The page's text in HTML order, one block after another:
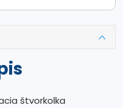
štvorkolka